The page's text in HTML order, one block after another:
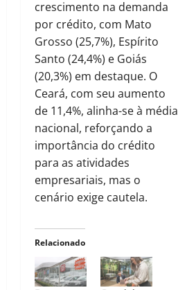
crescimento na demanda
por crédito, com Mato
Grosso (25,7%), Espírito
Santo (24,4%) e Goiás
(20,3%) em destaque. O
Ceará, com seu aumento
de 11,4%, alinha-se à média
nacional, reforçando a
importância do crédito
para as atividades
empresariais, mas o
cenário exige cautela.
Relacionado